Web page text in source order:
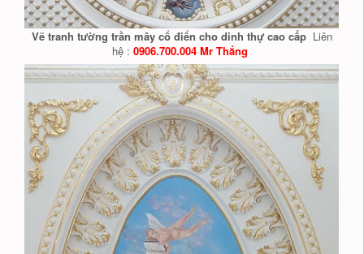
Vẽ tranh tường trần mây cổ điển cho dinh thự cao cấp Liên
hệ : 0906.700.004 Mr Thắng